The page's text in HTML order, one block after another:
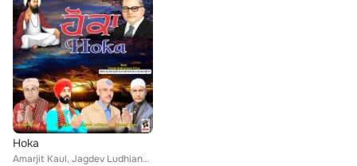
Hoka
Amarjit Kaul, Jagdev Ludhiana, Harmesh Harry, S. Kaler